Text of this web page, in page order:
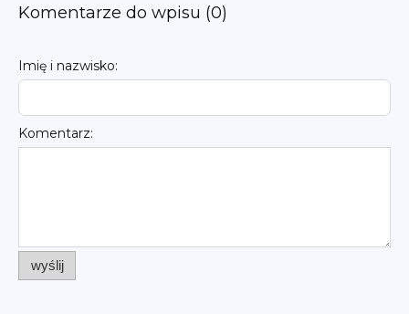
Komentarze do wpisu (0)
Imię i nazwisko:
Komentarz:
wyślij